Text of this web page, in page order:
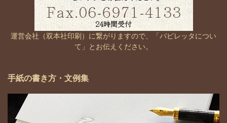
運営会社（双本社印刷）に繋がりますので、「パピレッタについ
て」とお伝えください。
手紙の書き方・文例集